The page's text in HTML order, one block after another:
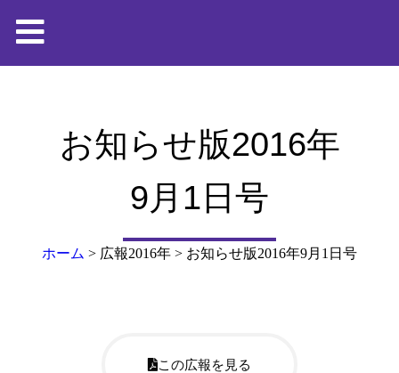
お知らせ版2016年
9月1日号
ホーム > 広報2016年 > お知らせ版2016年9月1日号
この広報を見る